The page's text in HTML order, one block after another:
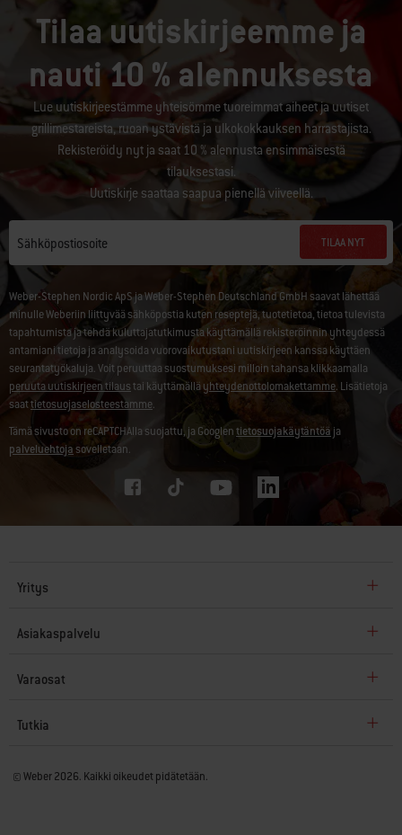
Tilaa uutiskirjeemme ja
nauti 10 % alennuksesta
Lue uutiskirjeestämme yhteisömme tuoreimmat aiheet ja uutiset
grillimestareista, ruoan ystävistä ja ulkokokkauksen harrastajista.
Rekisteröidy nyt ja saat 10 % alennusta ensimmäisestä
tilauksestasi.
Uutiskirje saattaa saapua pienellä viiveellä.
Sähköpostiosoite TILAA NYT
Weber-Stephen Nordic ApS ja Weber-Stephen Deutschland GmbH saavat lähettää
minulle Weberiin liittyvää sähköpostia kuten reseptejä, tuotetietoa, tietoa tulevista
tapahtumista ja tehdä kuluttajatutkimusta käyttämällä rekisteröinnin yhteydessä
antamiani tietoja ja analysoida vuorovaikutustani uutiskirjeen kanssa käyttäen
seurantatyökaluja. Voit peruuttaa suostumuksesi milloin tahansa klikkaamalla
peruuta uutiskirjeen tilaustai käyttämällä yhteydenottolomakettamme. Lisätietoja
saattietosuojaselosteestamme.
Tämä sivusto on reCAPTCHAlla suojattu, ja Googlentietosuojakäytäntöä ja
palveluehtoja sovelletaan.
Yritys
Asiakaspalvelu
Varaosat
Tutkia
© Weber 2026. Kaikki oikeudet pidätetään.